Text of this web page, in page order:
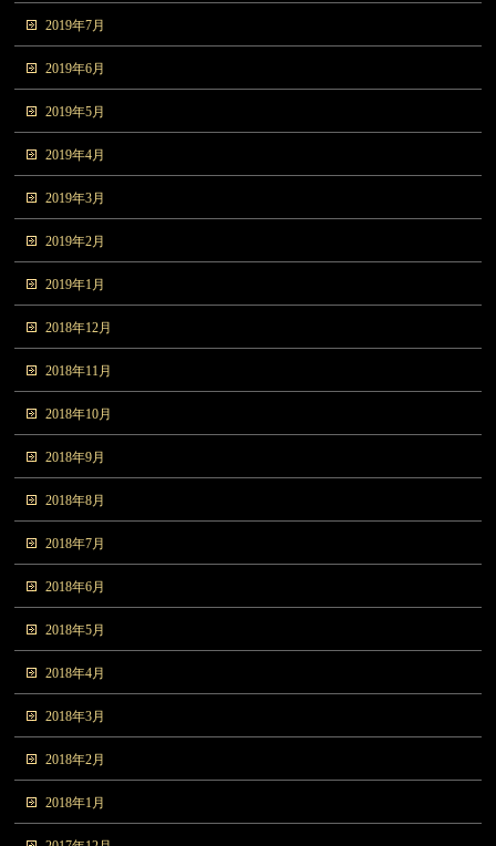
2019年7月
2019年6月
2019年5月
2019年4月
2019年3月
2019年2月
2019年1月
2018年12月
2018年11月
2018年10月
2018年9月
2018年8月
2018年7月
2018年6月
2018年5月
2018年4月
2018年3月
2018年2月
2018年1月